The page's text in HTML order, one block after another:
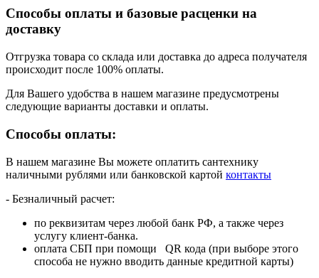
Способы оплаты и базовые расценки на
доставку
Отгрузка товара со склада или доставка до адреса получателя
происходит после 100% оплаты.
Для Вашего удобства в нашем магазине предусмотрены
следующие варианты доставки и оплаты.
Способы оплаты:
В нашем магазине Вы можете оплатить сантехнику
наличными рублями или банковской картой контакты
- Безналичный расчет:
по реквизитам через любой банк РФ, а также через
услугу клиент-банка.
оплата СБП при помощи QR кода (при выборе этого
способа не нужно вводить данные кредитной карты)